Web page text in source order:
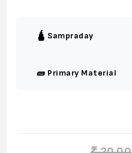
🛕 Sampraday
🧱 Primary Material